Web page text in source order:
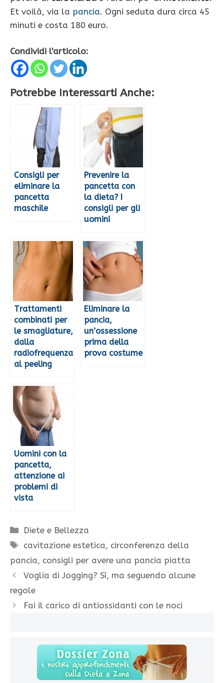
Et voilà, via la pancia. Ogni seduta dura circa 45
minuti e costa 180 euro.
Condividi l'articolo:
Potrebbe Interessarti Anche:
Consigli per
eliminare la
pancetta
maschile
Prevenire la
pancetta con
la dieta? I
consigli per gli
uomini
Trattamenti
combinati per
le smagliature,
dalla
radiofrequenza
al peeling
Eliminare la
pancia,
un’ossessione
prima della
prova costume
Uomini con la
pancetta,
attenzione ai
problemi di
vista
Categorie
Diete e Bellezza
Tag
cavitazione estetica, circonferenza della
pancia, consigli per avere una pancia piatta
Voglia di Jogging? Sì, ma seguendo alcune
regole
Fai il carico di antiossidanti con le noci